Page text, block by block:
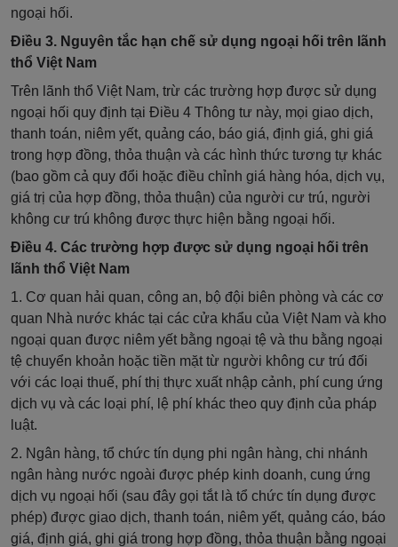
ngoại hối.
Điều 3. Nguyên tắc hạn chế sử dụng ngoại hối trên lãnh
thổ Việt Nam
Trên lãnh thổ Việt Nam, trừ các trường hợp được sử dụng
ngoại hối quy định tại Điều 4 Thông tư này, mọi giao dịch,
thanh toán, niêm yết, quảng cáo, báo giá, định giá, ghi giá
trong hợp đồng, thỏa thuận và các hình thức tương tự khác
(bao gồm cả quy đổi hoặc điều chỉnh giá hàng hóa, dịch vụ,
giá trị của hợp đồng, thỏa thuận) của người cư trú, người
không cư trú không được thực hiện bằng ngoại hối.
Điều 4. Các trường hợp được sử dụng ngoại hối trên
lãnh thổ Việt Nam
1. Cơ quan hải quan, công an, bộ đội biên phòng và các cơ
quan Nhà nước khác tại các cửa khẩu của Việt Nam và kho
ngoại quan được niêm yết bằng ngoại tệ và thu bằng ngoại
tệ chuyển khoản hoặc tiền mặt từ người không cư trú đối
với các loại thuế, phí thị thực xuất nhập cảnh, phí cung ứng
dịch vụ và các loại phí, lệ phí khác theo quy định của pháp
luật.
2. Ngân hàng, tổ chức tín dụng phi ngân hàng, chi nhánh
ngân hàng nước ngoài được phép kinh doanh, cung ứng
dịch vụ ngoại hối (sau đây gọi tắt là tổ chức tín dụng được
phép) được giao dịch, thanh toán, niêm yết, quảng cáo, báo
giá, định giá, ghi giá trong hợp đồng, thỏa thuận bằng ngoại